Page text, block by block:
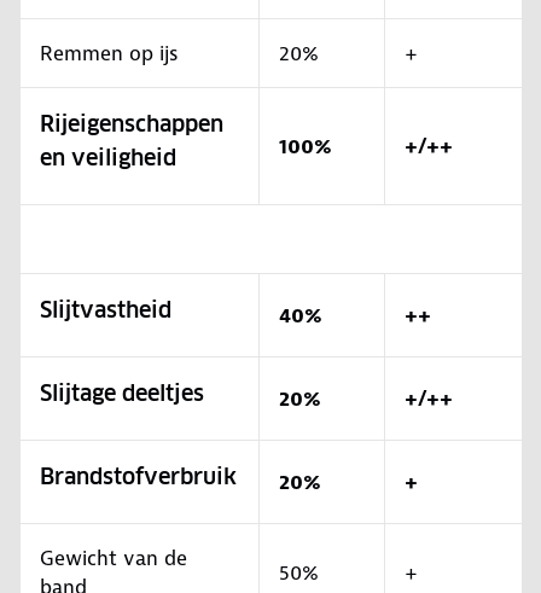
Remmen op ijs 20% +
Rijeigenschappen
en veiligheid
100% +/++
Slijtvastheid 40% ++
Slijtage deeltjes 20% +/++
Brandstofverbruik 20% +
Gewicht van de
band
50% +